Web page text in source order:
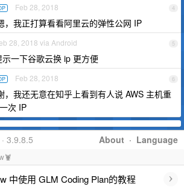
4
Feb 28, 2018
，我正打算看看阿里云的弹性公网 IP
5
28, 2018 via Android
示一下谷歌云换 ip 更方便
6
Feb 28, 2018
，我还无意在知乎上看到有人说 AWS 主机重
次 IP
About · Language
3.9.8.5
中使用 GLM Coding Plan的教程 ›